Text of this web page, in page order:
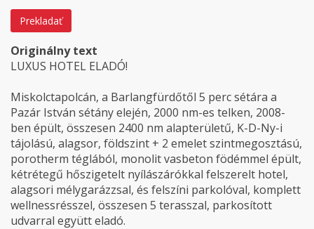
Prekladať
Originálny text
LUXUS HOTEL ELADÓ!
Miskolctapolcán, a Barlangfürdőtől 5 perc sétára a
Pazár István sétány elején, 2000 nm-es telken, 2008-
ben épült, összesen 2400 nm alapterületű, K-D-Ny-i
tájolású, alagsor, földszint + 2 emelet szintmegosztású,
porotherm téglából, monolit vasbeton födémmel épült,
kétrétegű hőszigetelt nyílászárókkal felszerelt hotel,
alagsori mélygarázzsal, és felszíni parkolóval, komplett
wellnessrésszel, összesen 5 terasszal, parkosított
udvarral együtt eladó.